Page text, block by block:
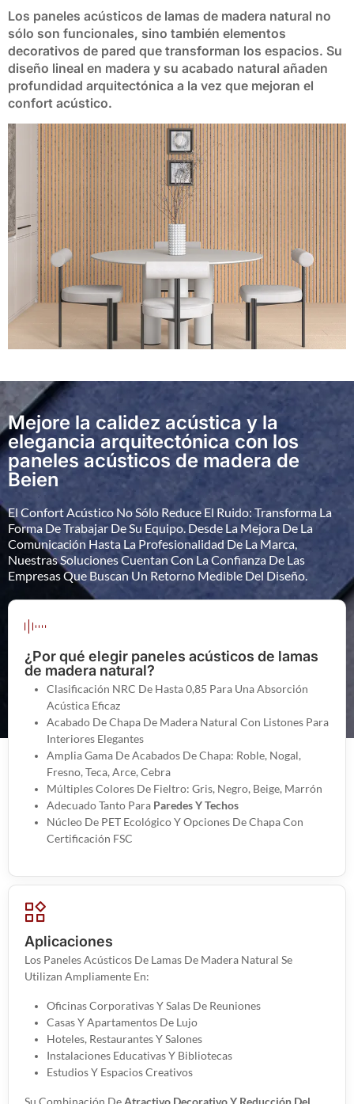
Los paneles acústicos de lamas de madera natural no
sólo son funcionales, sino también elementos
decorativos de pared que transforman los espacios. Su
diseño lineal en madera y su acabado natural añaden
profundidad arquitectónica a la vez que mejoran el
confort acústico.
Mejore la calidez acústica y la
elegancia arquitectónica con los
paneles acústicos de madera de
Beien
El Confort Acústico No Sólo Reduce El Ruido: Transforma La
Forma De Trabajar De Su Equipo. Desde La Mejora De La
Comunicación Hasta La Profesionalidad De La Marca,
Nuestras Soluciones Cuentan Con La Confianza De Las
Empresas Que Buscan Un Retorno Medible Del Diseño.
¿Por qué elegir paneles acústicos de lamas
de madera natural?
Clasificación NRC De Hasta 0,85 Para Una Absorción
Acústica Eficaz
Acabado De Chapa De Madera Natural Con Listones Para
Interiores Elegantes
Amplia Gama De Acabados De Chapa: Roble, Nogal,
Fresno, Teca, Arce, Cebra
Múltiples Colores De Fieltro: Gris, Negro, Beige, Marrón
Adecuado Tanto Para Paredes Y Techos
Núcleo De PET Ecológico Y Opciones De Chapa Con
Certificación FSC
Aplicaciones
Los Paneles Acústicos De Lamas De Madera Natural Se
Utilizan Ampliamente En:
Oficinas Corporativas Y Salas De Reuniones
Casas Y Apartamentos De Lujo
Hoteles, Restaurantes Y Salones
Instalaciones Educativas Y Bibliotecas
Estudios Y Espacios Creativos